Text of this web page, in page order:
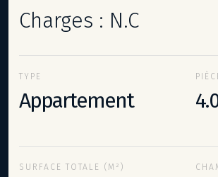
Charges : N.C
TYPE
Appartement
SURFACE TOTALE (M²)